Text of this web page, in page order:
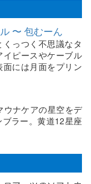
〜 包むーん
っつく不思議なタ
ピースやケーブル
には月面をプリン
ウナケアの星空をデ
ラー。黄道12星座